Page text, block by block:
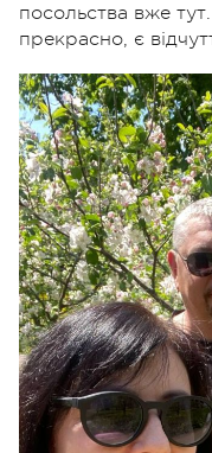
посольства вже
прекрасно, є